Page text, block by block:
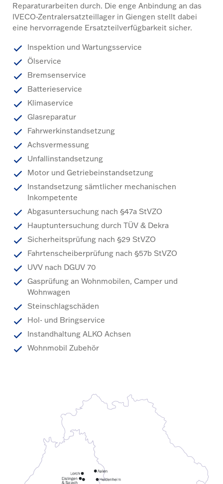
Reparaturarbeiten durch. Die enge Anbindung an das
IVECO-Zentralersatzteillager in Giengen stellt dabei
eine hervorragende Ersatzteilverfügbarkeit sicher.
Inspektion und Wartungsservice
Ölservice
Bremsenservice
Batterieservice
Klimaservice
Glasreparatur
Fahrwerkinstandsetzung
Achsvermessung
Unfallinstandsetzung
Motor und Getriebeinstandsetzung
Instandsetzung sämtlicher mechanischen
Inkompetente
Abgasuntersuchung nach §47a StVZO
Hauptuntersuchung durch TÜV & Dekra
Sicherheitsprüfung nach §29 StVZO
Fahrtenscheiberprüfung nach §57b StVZO
UVV nach DGUV 70
Gasprüfung an Wohnmobilen, Camper und
Wohnwagen
Steinschlagschäden
Hol- und Bringservice
Instandhaltung ALKO Achsen
Wohnmobil Zubehör